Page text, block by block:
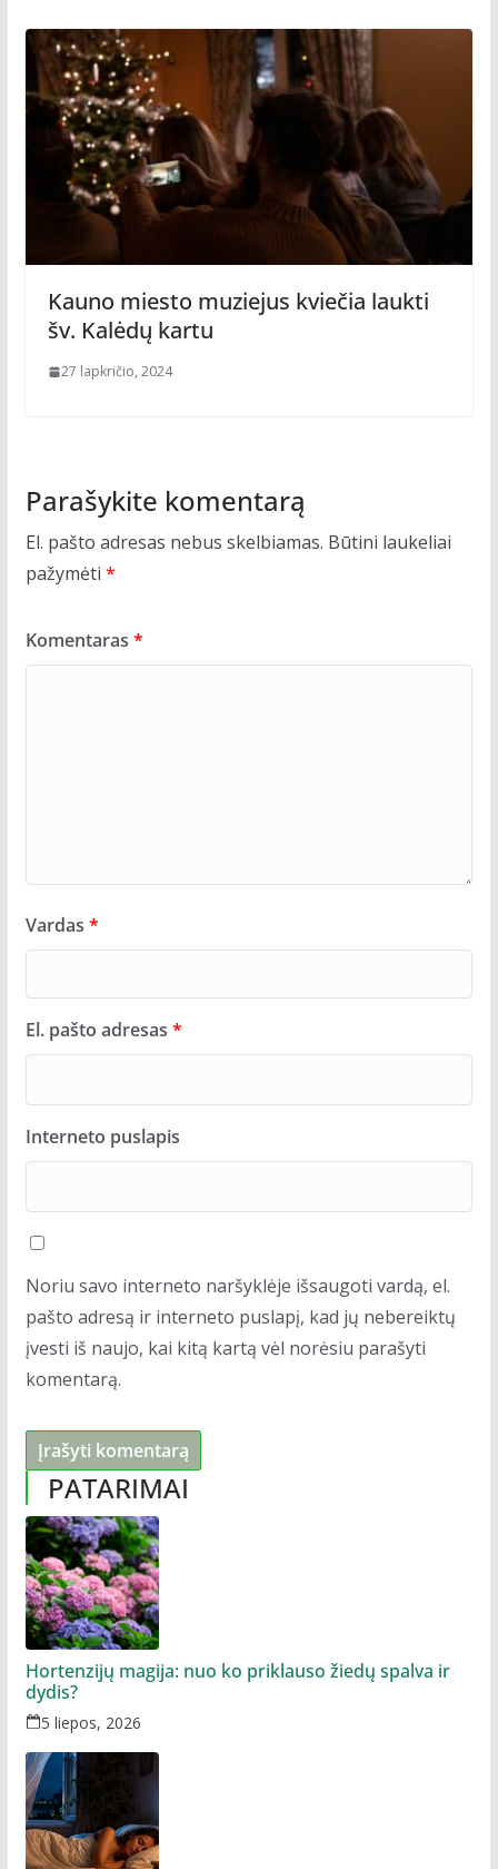
Kauno miesto muziejus kviečia laukti
šv. Kalėdų kartu
27 lapkričio, 2024
Parašykite komentarą
El. pašto adresas nebus skelbiamas. Būtini laukeliai
pažymėti *
Komentaras *
Vardas *
El. pašto adresas *
Interneto puslapis
Noriu savo interneto naršyklėje išsaugoti vardą, el.
pašto adresą ir interneto puslapį, kad jų nebereiktų
įvesti iš naujo, kai kitą kartą vėl norėsiu parašyti
komentarą.
PATARIMAI
Hortenzijų magija: nuo ko priklauso žiedų spalva ir
dydis?
5 liepos, 2026